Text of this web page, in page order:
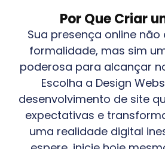
Por Que Criar
Sua presença online
formalidade, mas sim
poderosa para alcançar
Escolha a Design
desenvolvimento de site
expectativas e
uma realidade digital